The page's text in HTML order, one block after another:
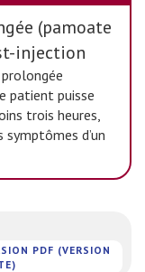
(pamoate
injection
patient puisse
trois heures,
d’un
PDF (VERSION